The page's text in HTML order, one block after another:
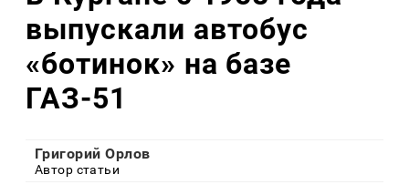
выпускали автобус
«ботинок» на базе
ГАЗ-51
Григорий Орлов
Автор статьи